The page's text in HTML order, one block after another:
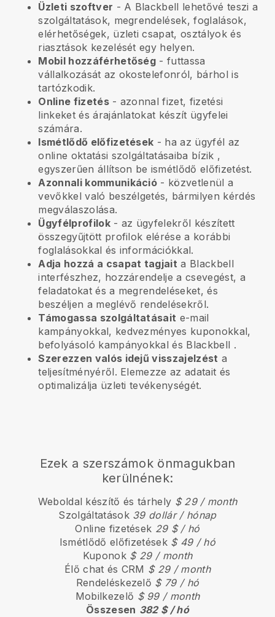
Üzleti szoftver - A Blackbell lehetővé teszi a
szolgáltatások, megrendelések, foglalások,
elérhetőségek, üzleti csapat, osztályok és
riasztások kezelését egy helyen.
Mobil hozzáférhetőség - futtassa
vállalkozását az okostelefonról, bárhol is
tartózkodik.
Online fizetés- azonnal fizet, fizetési
linkeket és árajánlatokat készít ügyfelei
számára.
Ismétlődő előfizetések - ha az ügyfél az
online oktatási szolgáltatásaiba bízik ,
egyszerűen állítson be ismétlődő előfizetést.
Azonnali kommunikáció - közvetlenül a
vevőkkel való beszélgetés, bármilyen kérdés
megválaszolása.
Ügyfélprofilok- az ügyfelekről készített
összegyűjtött profilok elérése a korábbi
foglalásokkal és információkkal.
Adja hozzá a csapat tagjait a Blackbell
interfészhez, hozzárendelje a csevegést, a
feladatokat és a megrendeléseket, és
beszéljen a meglévő rendelésekről.
Támogassa szolgáltatásait e-mail
kampányokkal, kedvezményes kuponokkal,
befolyásoló kampányokkal és Blackbell .
Szerezzen valós idejű visszajelzést a
teljesítményéről. Elemezze az adatait és
optimalizálja üzleti tevékenységét.
Ezek a szerszámok önmagukban
kerülnének:
Weboldal készítő és tárhely $ 29 / month
Szolgáltatások 39 dollár / hónap
Online fizetések 29 $ / hó
Ismétlődő előfizetések $ 49 / hó
Kuponok $ 29 / month
Élő chat és CRM $ 29 / month
Rendeléskezelő $ 79 / hó
Mobilkezelő $ 99 / month
Összesen 382 $ / hó